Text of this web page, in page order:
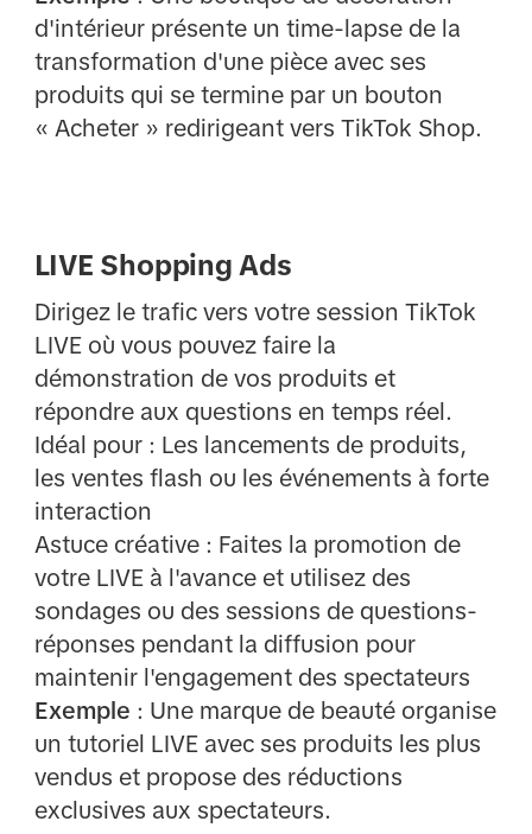
d'intérieur présente un time-lapse de la
transformation d'une pièce avec ses
produits qui se termine par un bouton
« Acheter » redirigeant vers TikTok Shop.
LIVE Shopping Ads
Dirigez le trafic vers votre session TikTok
LIVE où vous pouvez faire la
démonstration de vos produits et
répondre aux questions en temps réel.
Idéal pour : Les lancements de produits,
les ventes flash ou les événements à forte
interaction
Astuce créative : Faites la promotion de
votre LIVE à l'avance et utilisez des
sondages ou des sessions de questions-
réponses pendant la diffusion pour
maintenir l'engagement des spectateurs
Exemple : Une marque de beauté organise
un tutoriel LIVE avec ses produits les plus
vendus et propose des réductions
exclusives aux spectateurs.